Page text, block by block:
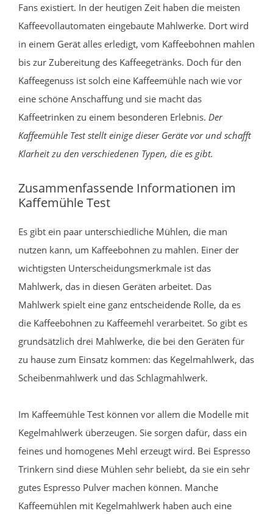
Fans existiert. In der heutigen Zeit haben die meisten
Kaffeevollautomaten eingebaute Mahlwerke. Dort wird
in einem Gerät alles erledigt, vom Kaffeebohnen mahlen
bis zur Zubereitung des Kaffeegetränks. Doch für den
Kaffeegenuss ist solch eine Kaffeemühle nach wie vor
eine schöne Anschaffung und sie macht das
Kaffeetrinken zu einem besonderen Erlebnis. Der
Kaffeemühle Test stellt einige dieser Geräte vor und schafft
Klarheit zu den verschiedenen Typen, die es gibt.
Zusammenfassende Informationen im
Kaffemühle Test
Es gibt ein paar unterschiedliche Mühlen, die man
nutzen kann, um Kaffeebohnen zu mahlen. Einer der
wichtigsten Unterscheidungsmerkmale ist das
Mahlwerk, das in diesen Geräten arbeitet. Das
Mahlwerk spielt eine ganz entscheidende Rolle, da es
die Kaffeebohnen zu Kaffeemehl verarbeitet. So gibt es
grundsätzlich drei Mahlwerke, die bei den Geräten für
zu hause zum Einsatz kommen: das Kegelmahlwerk, das
Scheibenmahlwerk und das Schlagmahlwerk.
Im Kaffeemühle Test können vor allem die Modelle mit
Kegelmahlwerk überzeugen. Sie sorgen dafür, dass ein
feines und homogenes Mehl erzeugt wird. Bei Espresso
Trinkern sind diese Mühlen sehr beliebt, da sie ein sehr
gutes Espresso Pulver machen können. Manche
Kaffeemühlen mit Kegelmahlwerk haben auch eine